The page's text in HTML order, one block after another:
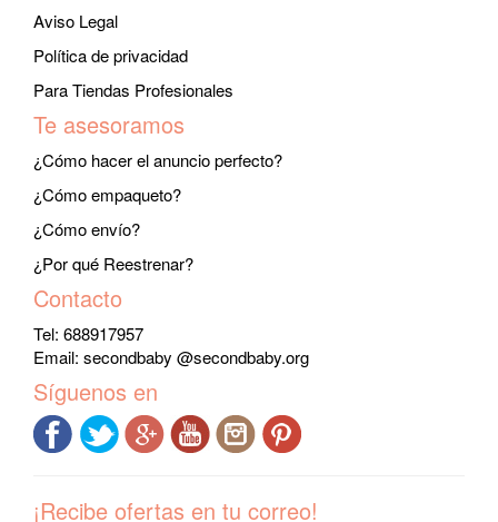
Aviso Legal
Política de privacidad
Para Tiendas Profesionales
Te asesoramos
¿Cómo hacer el anuncio perfecto?
¿Cómo empaqueto?
¿Cómo envío?
¿Por qué Reestrenar?
Contacto
Tel: 688917957
Email: secondbaby @secondbaby.org
Síguenos en
¡Recibe ofertas en tu correo!